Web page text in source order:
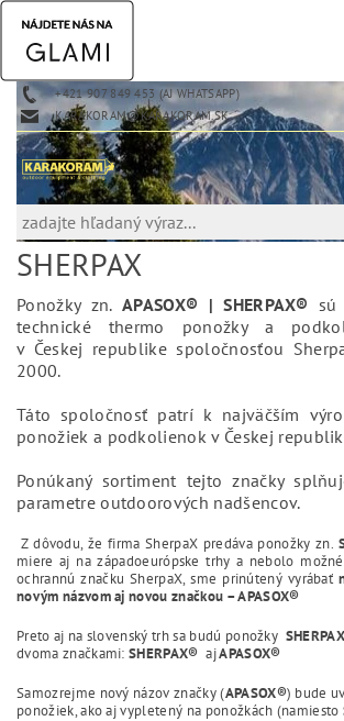
+421 907 849 453 (AJ WHATSAPP)
KARAKORAM@KARAKORAM.SK
SHERPAX
Ponožky zn. APASOX® | SHERPAX® sú
technické thermo ponožky a
v Českej republike spoločnosťou
2000.
Táto spoločnosť patrí k najväčším
ponožiek a podkolienok v Českej
Ponúkaný sortiment tejto značky
parametre outdoorových nadšencov.
Z dôvodu, že firma SherpaX predáva ponožky zn.
miere aj na západoeurópske trhy a nebolo
ochrannú značku SherpaX, sme prinútený vyrábať
novým názvom aj novou značkou –APASOX®
Preto aj na slovenský trh sa budú ponožky SHERPAX
dvoma značkami:SHERPAX®ajAPASOX®
Samozrejme nový názov značky (APASOX®) bude
ponožiek, ako aj vypletený na ponožkách (namiesto